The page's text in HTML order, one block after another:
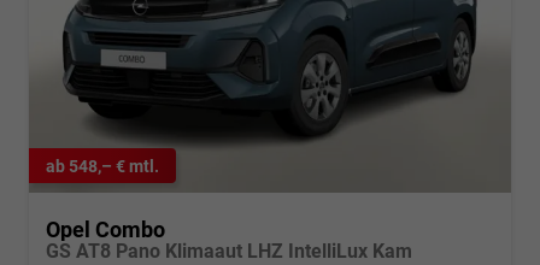
ab 548,– € mtl.
Opel Combo
GS AT8 Pano Klimaaut LHZ IntelliLux Kam